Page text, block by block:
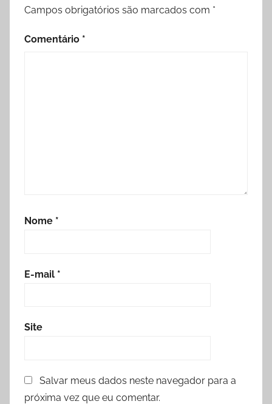
Campos obrigatórios são marcados com *
Comentário *
Nome *
E-mail *
Site
Salvar meus dados neste navegador para a
próxima vez que eu comentar.